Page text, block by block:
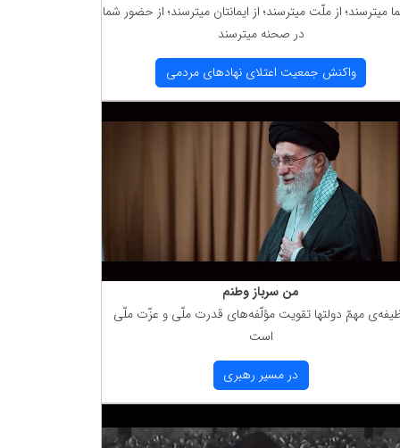
میترسند؛ از ملّت میترسند؛ از ایمانتان میترسند؛ از حضور شما
در صحنه میترسند
واكنش جمعیت اعتلای نهادهای مردمی
من سرباز وطنم
مهمّ دولتها تقویت مؤلّفه‌های قدرت ملّی و عزّت ملّی
است
در مسیر رهبری